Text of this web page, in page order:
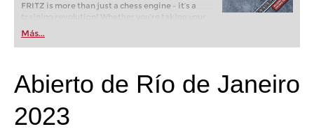
FRITZ is more than just a chess engine – it’s a
training revolution! Whether you’re taking your
first steps into the world of club chess, or already
playing at a tournament level: with FRITZ, you can
train more efficiently, intelligently and with a
Más...
Abierto de Río de Janeiro
2023